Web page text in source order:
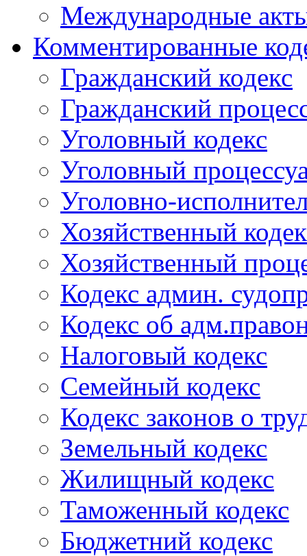
Международные
Комментированные
Гражданский кодекс
Гражданский
Уголовный кодекс
Уголовный
Уголовно-
Хозяйственный
Хозяйственный
Кодекс админ.
Кодекс об
Налоговый кодекс
Семейный кодекс
Кодекс законов о
Земельный кодекс
Жилищный кодекс
Таможенный кодекс
Бюджетний кодекс